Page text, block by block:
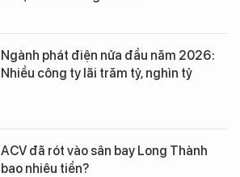
Ngành phát điện nửa đầu năm 2026:
Nhiều công ty lãi trăm tỷ, nghìn tỷ
ACV đã rót vào sân bay Long Thành
bao nhiêu tiền?